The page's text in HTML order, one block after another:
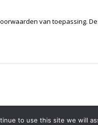
van toepassing.
to use this site we will